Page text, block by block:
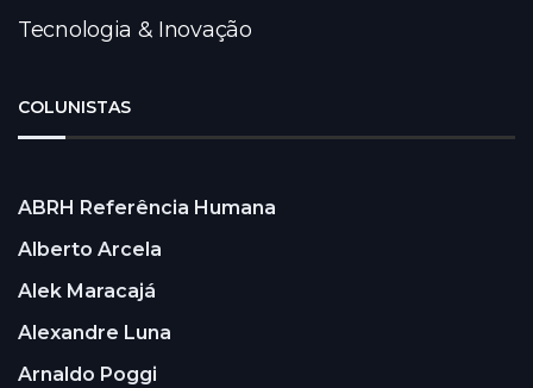
Tecnologia & Inovação
COLUNISTAS
ABRH Referência Humana
Alberto Arcela
Alek Maracajá
Alexandre Luna
Arnaldo Poggi